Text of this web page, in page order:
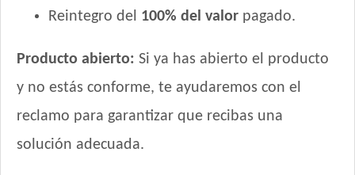
Reintegro del 100% del valor pagado.
Producto abierto: Si ya has abierto el producto
y no estás conforme, te ayudaremos con el
reclamo para garantizar que recibas una
solución adecuada.